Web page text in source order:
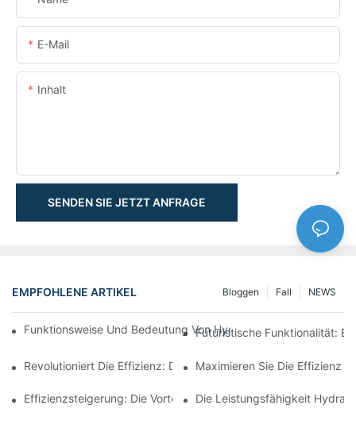
E-Mail
Inhalt
SENDEN SIE JETZT ANFRAGE
EMPFOHLENE ARTIKEL NEWS
Fall
Bloggen
Funktionsweise Und Bedeutung Von Hydraulikzylindern Mit
Futuristische Funktionalität:
Revolutioniert Die Effizienz: Der Elektrische Teleskopzylinder
Maximieren Sie Die Effizienz
Effizienzsteigerung: Die Vorteile Eines 4-Stufigen Teleskop-
Die Leistungsfähigkeit